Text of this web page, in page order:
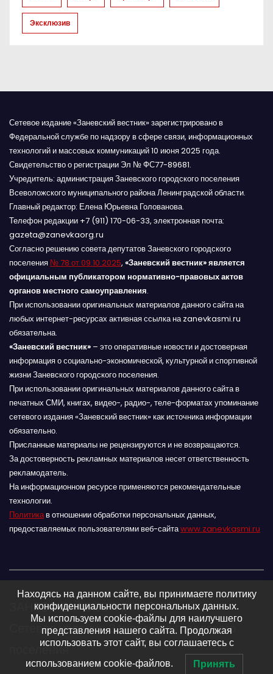
Эксклюзив
Сетевое издание «Заневский вестник» зарегистрировано в
Федеральной службе по надзору в сфере связи, информационных
технологий и массовых коммуникаций 10 июня 2025 года.
Свидетельство о регистрации Эл № ФС77-89681.
Учредитель: администрация Заневского городского поселения
Всеволожского муниципального района Ленинградской области.
Главный редактор: Елена Юрьевна Голованова.
Телефон редакции +7 (911) 170-06-33, электронная почта:
gazeta@zanevkaorg.ru
Согласно решению совета депутатов Заневского городского
поселения № 78 от 09.10.2025, «Заневский вестник» является
официальным публикатором нормативно-правовых актов
органов местного самоуправления.
При использовании оригинальных материалов данного сайта на
любых интернет-ресурсах активная ссылка на zanevkasmi.ru
обязательна.
«Заневский вестник» – это оперативные новости и достоверная
информация о социально-экономической, культурной и спортивной
жизни Заневского городского поселения.
При использовании оригинальных материалов данного сайта в
печатных СМИ, книгах, видео-, радио-, теле-форматах упоминание
сетевого издания «Заневский вестник» как источника информации
обязательно.
Присланные материалы не рецензируются и не возвращаются.
За достоверность рекламных материалов несет ответственность
рекламодатель.
На информационном ресурсе применяются рекомендательные
технологии.
Политикав отношении обработки персональных данных,
предоставляемых пользователями веб-сайтаwww.zanevkasmi.ru
ЗАНЕВСКИЙ ВЕСТНИК 16+
Сетевое издание Заневского городского
поселения
Находясь на данном сайте, вы принимаете политику
конфиденциальности персональных данных.
Мы используем cookie-файлы для наилучшего
представления нашего сайта. Продолжая
использовать этот сайт, вы соглашаетесь с
использованием cookie-файлов. Принять